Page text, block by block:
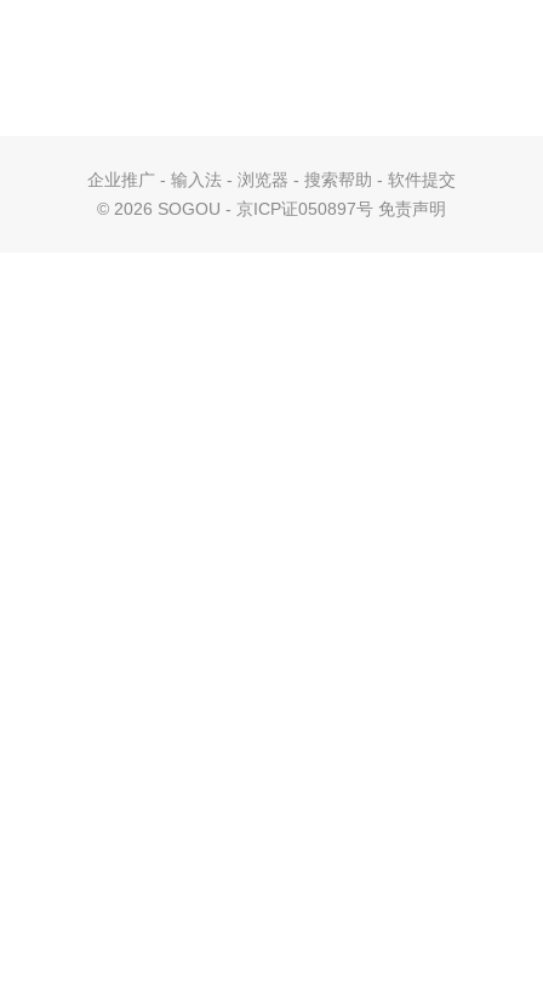
企业推广 - 输入法 - 浏览器 - 搜索帮助 - 软件提交
© 2026 SOGOU - 京ICP证050897号 免责声明